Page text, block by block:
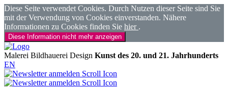
Diese Seite verwendet Cookies. Durch Nutzen dieser Seite sind Sie
mit der Verwendung von Cookies einverstanden. Nähere
Informationen zu Cookies finden Sie hier .
Diese Information nicht mehr anzeigen
Malerei Bildhauerei Design Kunst des 20. und 21. Jahrhunderts
EN